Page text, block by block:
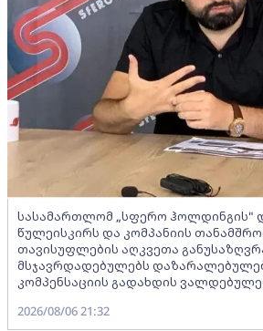
სასამართლომ „სფერო ჰოლდინგის"
წულეისკირს და კომპანიის
თავისუფლების აღკვეთა
მსჯავრდადებულებს
კომპენსაციის გადახდის
2026/08/06 21:32